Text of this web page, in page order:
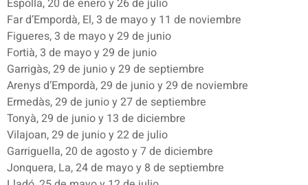
Espolla, 20 de enero y 26 de julio
Far d’Empordà, El, 3 de mayo y 11 de noviembre
Figueres, 3 de mayo y 29 de junio
Fortià, 3 de mayo y 29 de junio
Garrigàs, 29 de junio y 29 de septiembre
Arenys d’Empordà, 29 de junio y 29 de noviembre
Ermedàs, 29 de junio y 27 de septiembre
Tonyà, 29 de junio y 13 de diciembre
Vilajoan, 29 de junio y 22 de julio
Garriguella, 20 de agosto y 7 de diciembre
Jonquera, La, 24 de mayo y 8 de septiembre